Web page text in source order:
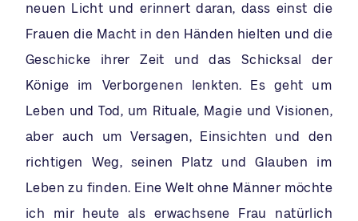
neuen Licht und erinnert daran, dass einst die
Frauen die Macht in den Händen hielten und die
Geschicke ihrer Zeit und das Schicksal der
Könige im Verborgenen lenkten. Es geht um
Leben und Tod, um Rituale, Magie und Visionen,
aber auch um Versagen, Einsichten und den
richtigen Weg, seinen Platz und Glauben im
Leben zu finden. Eine Welt ohne Männer möchte
ich mir heute als erwachsene Frau natürlich